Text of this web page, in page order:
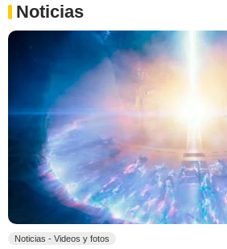
Noticias
Noticias - Videos y fotos